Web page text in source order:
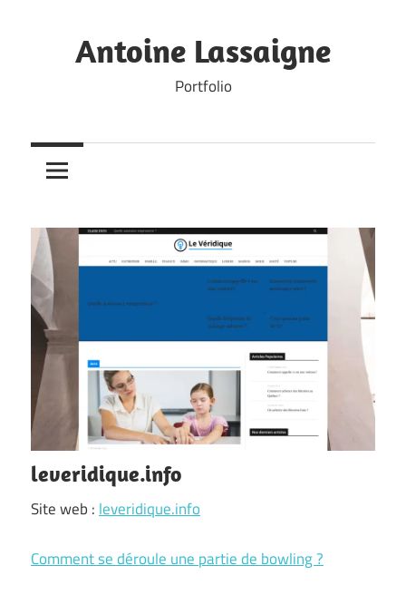
contentAntoine Lassaigne
Portfolio
leveridique.info
Site web : leveridique.info
Comment se déroule une partie de bowling ?